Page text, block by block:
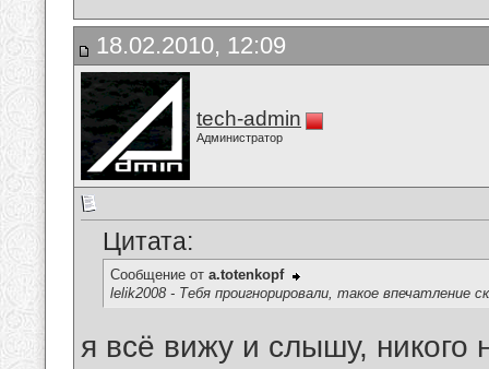
18.02.2010, 12:09
tech-admin
Администратор
Цитата:
Сообщение от a.totenkopf
lelik2008 - Тебя проигнорировали, такое
я всё вижу и слышу, никого